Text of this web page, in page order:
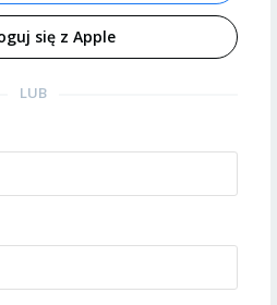
się z Apple
LUB